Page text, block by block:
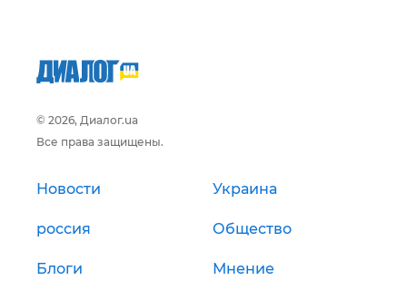
© 2026, Диалог.ua
Все права защищены.
Новости Украина
россия Общество
Блоги Мнение